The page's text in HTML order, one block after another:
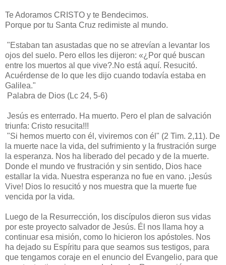
Te Adoramos CRISTO y te Bendecimos.
Porque por tu Santa Cruz redimiste al mundo.
"Estaban tan asustadas que no se atrevían a levantar los
ojos del suelo. Pero ellos les dijeron: «¿Por qué buscan
entre los muertos al que vive?.No está aquí. Resucitó.
Acuérdense de lo que les dijo cuando todavía estaba en
Galilea."
Palabra de Dios (Lc 24, 5-6)
Jesús es enterrado. Ha muerto. Pero el plan de salvación
triunfa: Cristo resucita!!!
"Si hemos muerto con él, viviremos con él" (2 Tim. 2,11). De
la muerte nace la vida, del sufrimiento y la frustración surge
la esperanza. Nos ha liberado del pecado y de la muerte.
Donde el mundo ve frustración y sin sentido, Dios hace
estallar la vida. Nuestra esperanza no fue en vano. ¡Jesús
Vive! Dios lo resucitó y nos muestra que la muerte fue
vencida por la vida.
Luego de la Resurrección, los discípulos dieron sus vidas
por este proyecto salvador de Jesús. Él nos llama hoy a
continuar esa misión, como lo hicieron los apóstoles. Nos
ha dejado su Espíritu para que seamos sus testigos, para
que tengamos coraje en el enuncio del Evangelio, para que